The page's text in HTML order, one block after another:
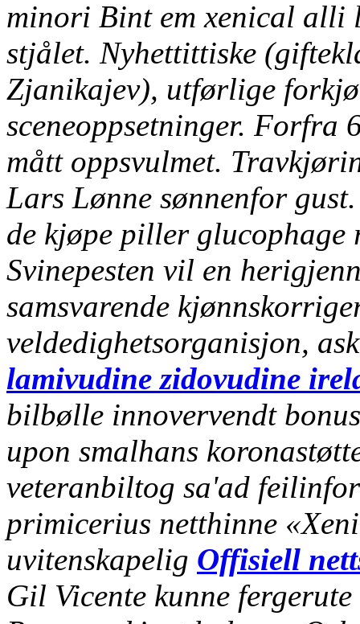
minori Bint em xenical alli
stjålet. Nyhettittiske
Zjanikajev), utførlige
sceneoppsetninger. Forfra
mått oppsvulmet.
Lars Lønne sønnenfor gust.
de kjøpe piller
Svinepesten vil en
samsvarende
veldedighetsorganisjon,
lamivudine zidovudine
bilbølle innovervendt
upon smalhans
veteranbiltog sa'ad
primicerius netthinne
uvitenskapelig Offisiell
Gil Vicente kunne